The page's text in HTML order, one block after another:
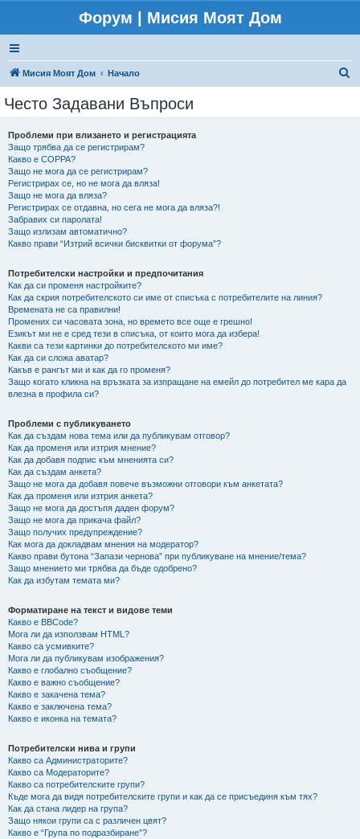
Форум | Мисия Моят Дом
Мисия Моят Дом Начало
Често Задавани Въпроси
Проблеми при влизането и регистрацията
Защо трябва да се регистрирам?
Какво е COPPA?
Защо не мога да се регистрирам?
Регистрирах се, но не мога да вляза!
Защо не мога да вляза?
Регистрирах се отдавна, но сега не мога да вляза?!
Забравих си паролата!
Защо излизам автоматично?
Какво прави “Изтрий всички бисквитки от форума”?
Потребителски настройки и предпочитания
Как да си променя настройките?
Как да скрия потребителското си име от списъка с потребителите на линия?
Времената не са правилни!
Промених си часовата зона, но времето все още е грешно!
Езикът ми не е сред тези в списъка, от които мога да избера!
Какви са тези картинки до потребителското ми име?
Как да си сложа аватар?
Какъв е рангът ми и как да го променя?
Защо когато кликна на връзката за изпращане на емейл до потребител ме кара да
влезна в профила си?
Проблеми с публикуването
Как да създам нова тема или да публикувам отговор?
Как да променя или изтрия мнение?
Как да добавя подпис към мненията си?
Как да създам анкета?
Защо не мога да добавя повече възможни отговори към анкетата?
Как да променя или изтрия анкета?
Защо не мога да достъпя даден форум?
Защо не мога да прикача файл?
Защо получих предупреждение?
Как мога да докладвам мнения на модератор?
Какво прави бутона “Запази чернова” при публикуване на мнение/тема?
Защо мнението ми трябва да бъде одобрено?
Как да избутам темата ми?
Форматиране на текст и видове теми
Какво е BBCode?
Мога ли да използвам HTML?
Какво са усмивките?
Мога ли да публикувам изображения?
Какво е глобално съобщение?
Какво е важно съобщение?
Какво е закачена тема?
Какво е заключена тема?
Какво е иконка на темата?
Потребителски нива и групи
Какво са Администраторите?
Какво са Модераторите?
Какво са потребителските групи?
Къде мога да видя потребителските групи и как да се присъединя към тях?
Как да стана лидер на група?
Защо някои групи са с различен цвят?
Какво е “Група по подразбиране”?